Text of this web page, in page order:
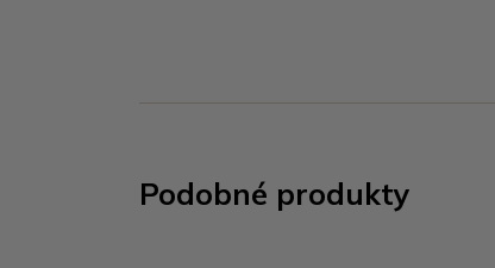
Podobné produkty